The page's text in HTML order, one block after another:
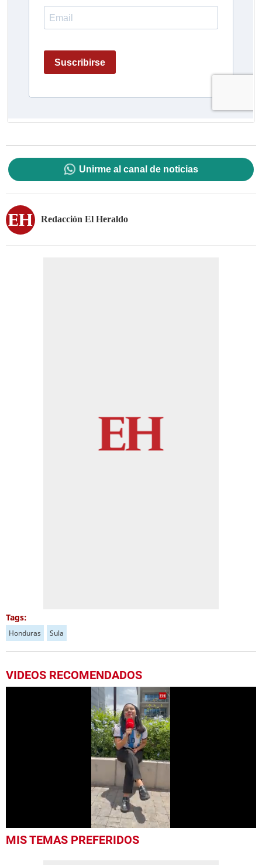
Unirme al canal de noticias
Redacción El Heraldo
Tags:
Honduras Sula
VIDEOS RECOMENDADOS
seconds
MIS TEMAS PREFERIDOS